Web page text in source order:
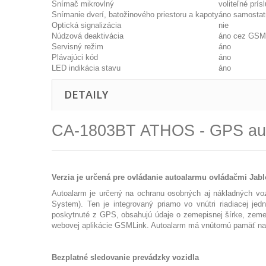
Snímač mikrovlný
voliteľné
Snímanie dverí, batožinového priestoru a kapotyáno
Optická signalizácia
nie
Núdzová deaktivácia
áno cez
Servisný režim
áno
Plávajúci kód
áno
LED indikácia stavu
áno
DETAILY
CA-1803BT ATHOS - GPS
Verzia je určená pre ovládanie autoalarmu ovládačmi
Autoalarm je určený na ochranu osobných aj nákladných
System). Ten je integrovaný priamo vo vnútri riadiacej
poskytnuté z GPS, obsahujú údaje o zemepisnej šírke,
webovej aplikácie GSMLink. Autoalarm má vnútornú pamäť
Bezplatné sledovanie prevádzky vozidla